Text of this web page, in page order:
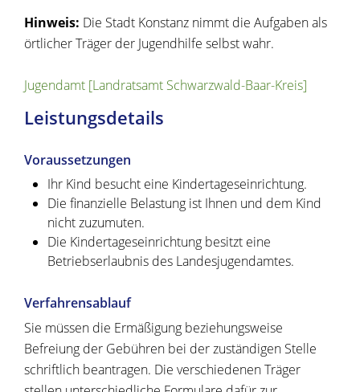
Hinweis: Die Stadt Konstanz nimmt die Aufgaben als
örtlicher Träger der Jugendhilfe selbst wahr.
Jugendamt [Landratsamt Schwarzwald-Baar-Kreis]
Leistungsdetails
Voraussetzungen
Ihr Kind besucht eine Kindertageseinrichtung.
Die finanzielle Belastung ist Ihnen und dem Kind
nicht zuzumuten.
Die Kindertageseinrichtung besitzt eine
Betriebserlaubnis des Landesjugendamtes.
Verfahrensablauf
Sie müssen die Ermäßigung beziehungsweise
Befreiung der Gebühren bei der zuständigen Stelle
schriftlich beantragen. Die verschiedenen Träger